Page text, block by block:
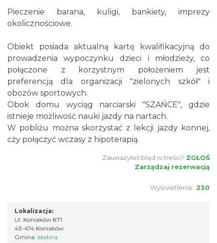
Pieczenie barana, kuligi, bankiety, imprezy
okolicznościowe.
Obiekt posiada aktualną kartę kwalifikacyjną do
prowadzenia wypoczynku dzieci i młodzieży, co
połączone z korzystnym położeniem jest
preferencją dla organizacji "zielonych szkół" i
obozów sportowych.
Obok domu wyciąg narciarski "SZAŃCE", gdzie
istnieje możliwość nauki jazdy na nartach.
W pobliżu można skorzystać z lekcji jazdy konnej,
czy połączyć wczasy z hipoterapią.
Zauważyłeś błąd w treści? ZGŁOŚ
Zarządzaj rezerwacją
Wyświetlenia: 230
Lokalizacja:
Ul. Koniaków 871
43-474 Koniaków
Gmina: Istebna